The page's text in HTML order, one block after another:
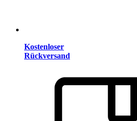
Kostenloser
Rückversand